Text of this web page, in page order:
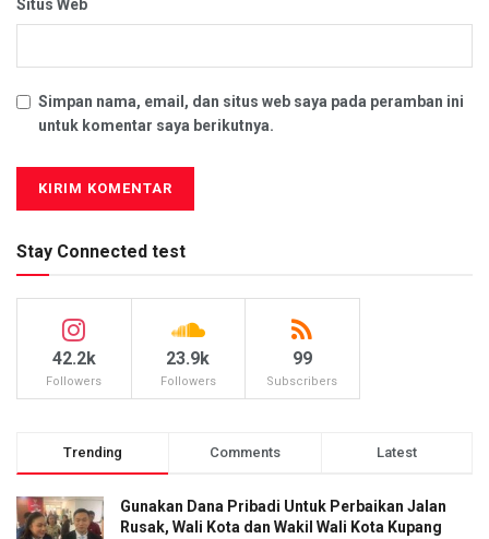
Situs Web
Simpan nama, email, dan situs web saya pada peramban ini
untuk komentar saya berikutnya.
Stay Connected test
42.2k
Followers
23.9k
Followers
99
Subscribers
Trending Comments Latest
Gunakan Dana Pribadi Untuk Perbaikan Jalan
Rusak, Wali Kota dan Wakil Wali Kota Kupang